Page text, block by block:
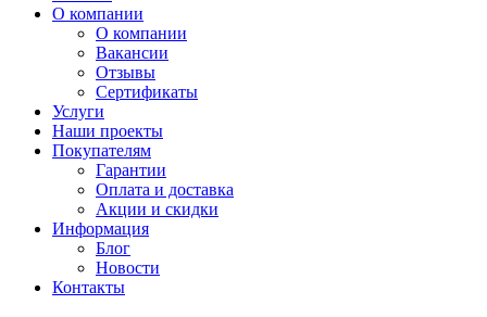
О компании
О компании
Вакансии
Отзывы
Сертификаты
Услуги
Наши проекты
Покупателям
Гарантии
Оплата и доставка
Акции и скидки
Информация
Блог
Новости
Контакты